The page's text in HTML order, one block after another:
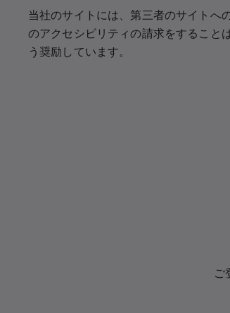
当社のサイトには、第三者のサイトへ
のアクセシビリティの請求をすること
う奨励しています。
ご